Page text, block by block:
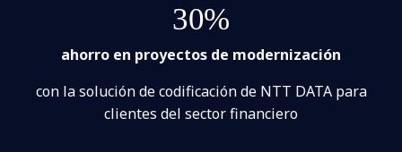
30%
ahorro en proyectos de modernización
con la solución de codificación de NTT DATA para
clientes del sector financiero